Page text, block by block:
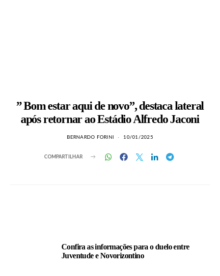
” Bom estar aqui de novo”, destaca lateral
após retornar ao Estádio Alfredo Jaconi
BERNARDO FORINI 10/01/2025
COMPARTILHAR
Confira as informações para o duelo entre
Juventude e Novorizontino